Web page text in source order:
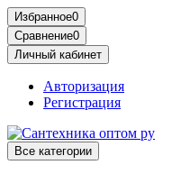
Избранное0
Сравнение0
Личный кабинет
Авторизация
Регистрация
Все категории